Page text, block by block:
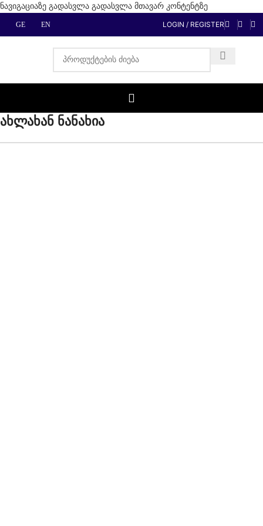
ნავიგაციაზე გადასვლა გადასვლა მთავარ კონტენტზე
GE EN LOGIN / REGISTER
ახლახან ნანახია